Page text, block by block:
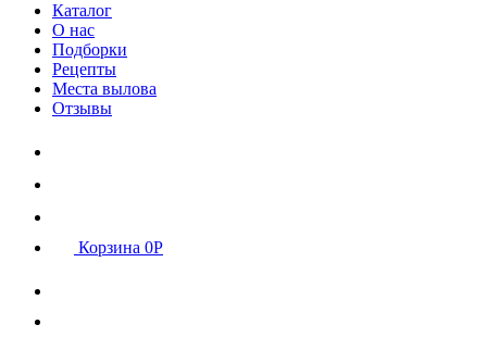
Каталог
О нас
Подборки
Рецепты
Места вылова
Отзывы
Корзина 0Р